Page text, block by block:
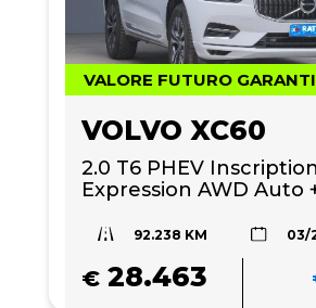
VALORE FUTURO
VOLVO XC60
2.0 T6 PHEV Inscription
Expression AWD Auto
92.238 KM 03/
€ 28.463